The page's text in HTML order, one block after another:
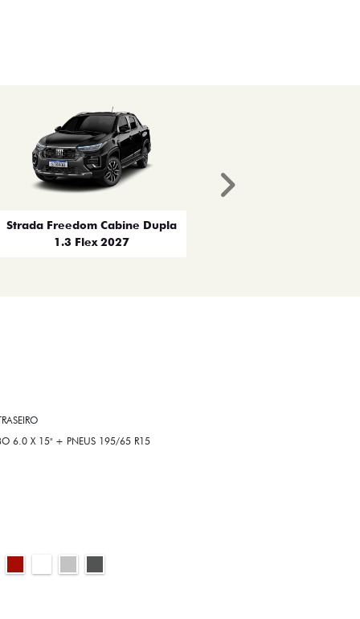
Strada Freedom Cabine Dupla
1.3 Flex 2027
Próximo
6.0 X 15" + PNEUS 195/65 R15